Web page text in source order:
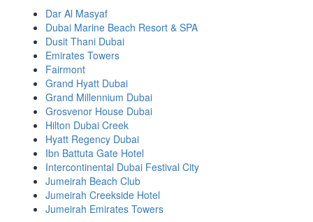
Dar Al Masyaf
Dubai Marine Beach Resort & SPA
Dusit Thani Dubai
Emirates Towers
Fairmont
Grand Hyatt Dubai
Grand Millennium Dubai
Grosvenor House Dubai
Hilton Dubai Creek
Hyatt Regency Dubai
Ibn Battuta Gate Hotel
Intercontinental Dubai Festival City
Jumeirah Beach Club
Jumeirah Creekside Hotel
Jumeirah Emirates Towers